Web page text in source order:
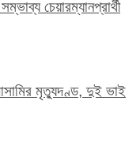
চেয়ারম্যানপ্রার্থী
মৃত্যুদণ্ড, দুই ভাই